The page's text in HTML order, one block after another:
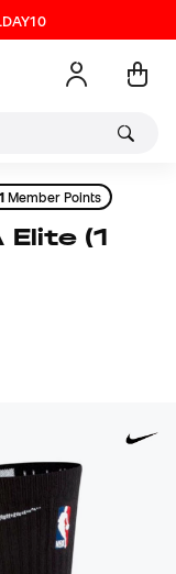
Member Points